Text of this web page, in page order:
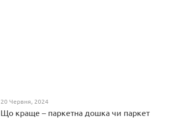
20 Червня, 2024
Що краще – паркетна дошка чи паркет